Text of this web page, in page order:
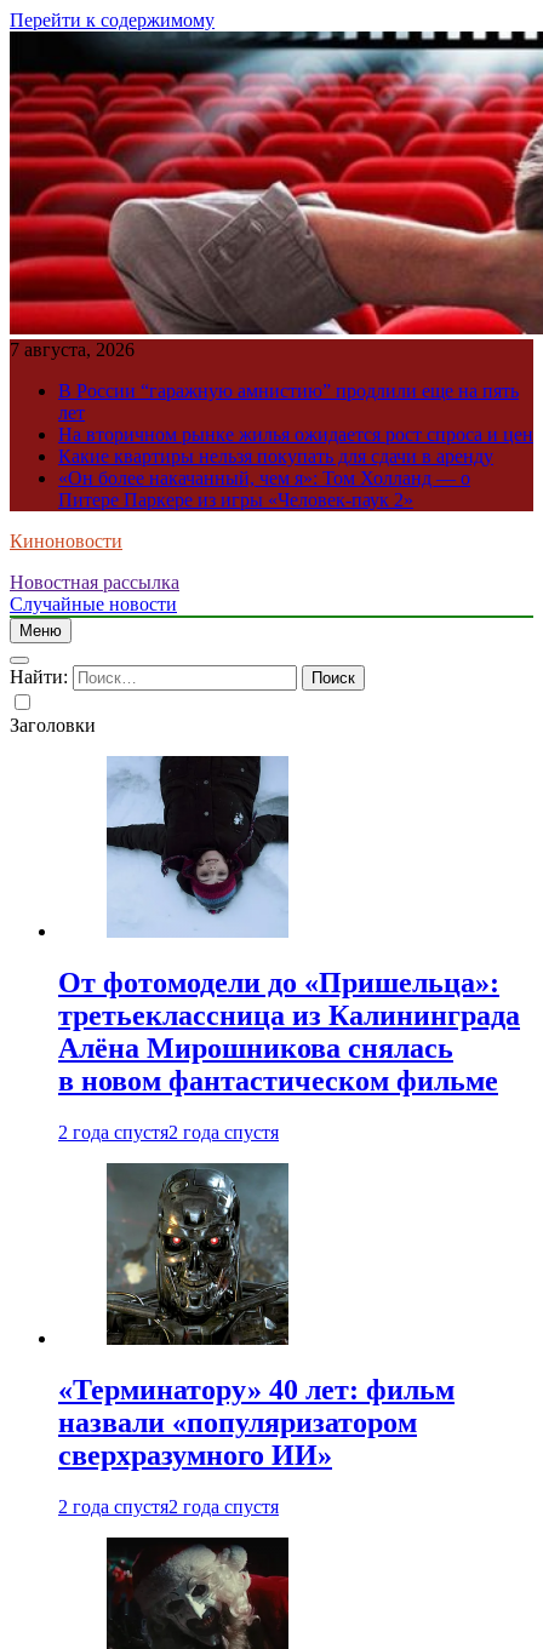
Перейти к содержимому
7 августа, 2026
В России “гаражную амнистию” продлили еще на пять
лет
На вторичном рынке жилья ожидается рост спроса и цен
Какие квартиры нельзя покупать для сдачи в аренду
«Он более накачанный, чем я»: Том Холланд — о
Питере Паркере из игры «Человек-паук 2»
Киноновости
Новостная рассылка
Случайные новости
Меню
Найти:
Заголовки
От фотомодели до «Пришельца»:
третьеклассница из Калининграда
Алёна Мирошникова снялась
в новом фантастическом фильме
2 года спустя2 года спустя
«Терминатору» 40 лет: фильм
назвали «популяризатором
сверхразумного ИИ»
2 года спустя2 года спустя